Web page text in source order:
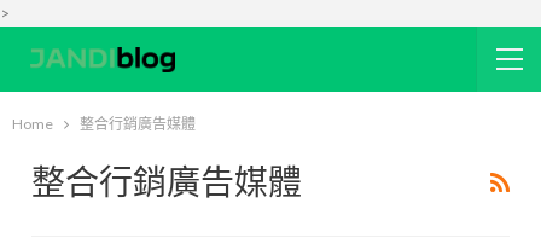
>
Home 整合行銷廣告媒體
整合行銷廣告媒體